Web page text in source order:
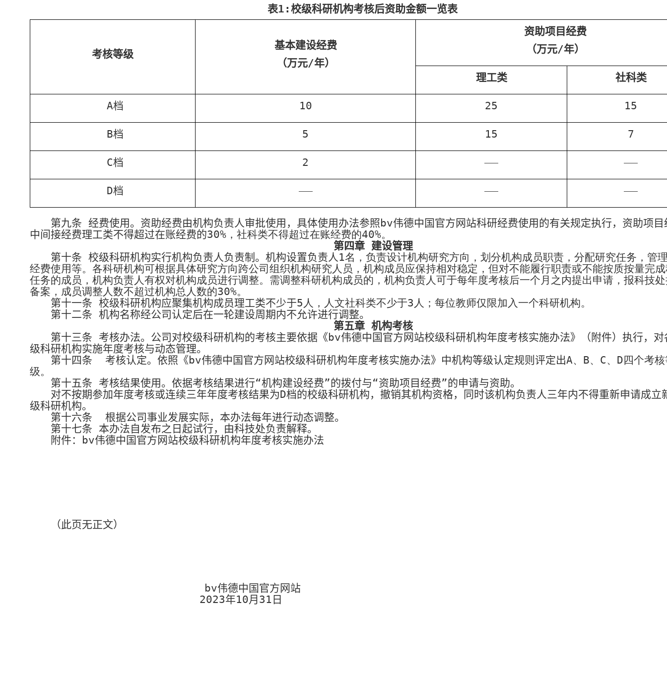
表1: 校级科研机构考核后资助金额一览表
考核等级
基本建设经费
（万元/年）
资助项目经费
（万元/年）
理工类 社科类
A档 10 25 15
B档 5 15 7
C档 2 —— ——
D档 —— —— ——
第九条 经费使用。资助经费由机构负责人审批使用，具体使用办法参照bv伟德中国官方网站科研经费使用的有关规定执行，资助项目
中间接经费理工类不得超过在账经费的30% ，社科类不得超过在账经费的40%。
第四章 建设管理
第十条校级科研机构实行机构负责人负责制。机构设置负责人1名，负责设计机构研究方向，划分机构成员职责，分配研究任务，管
经费使用等。各科研机构可根据具体研究方向跨公司组织机构研究人员，机构成员应保持相对稳定，但对不能履行职责或不能按质按量完
任务的成员，机构负责人有权对机构成员进行调整。需调整科研机构成员的，机构负责人可于每年度考核后一个月之内提出申请，报科技
备案，成员调整人数不超过机构总人数的30%。
第十一条校级科研机构应聚集机构成员理工类不少于5 人，人文社科类不少于3 人；每位教师仅限加入一个科研机构。
第十二条机构名称经公司认定后在一轮建设周期内不允许进行调整。
第五章 机构考核
第十三条 考核办法。公司对校级科研机构的考核主要依据《bv伟德中国官方网站校级科研机构年度考核实施办法》（附件）执行，对
级科研机构实施年度考核与动态管理。
第十四条 考核认定。依照《bv伟德中国官方网站校级科研机构年度考核实施办法》中机构等级认定规则评定出A、 B、 C、 D四个考
级。
第十五条 考核结果使用。依据考核结果进行“机构建设经费”的拨付与“资助项目经费”的申请与资助。
对不按期参加年度考核或连续三年年度考核结果为D档的校级科研机构，撤销其机构资格，同时该机构负责人三年内不得重新申请成立
级科研机构。
第十六条根据公司事业发展实际，本办法每年进行动态调整。
第十七条 本办法自发布之日起试行，由科技处负责解释。
附件：bv伟德中国官方网站校级科研机构年度考核实施办法
（此页无正文）
bv伟德中国官方网站
2023年10月 31 日